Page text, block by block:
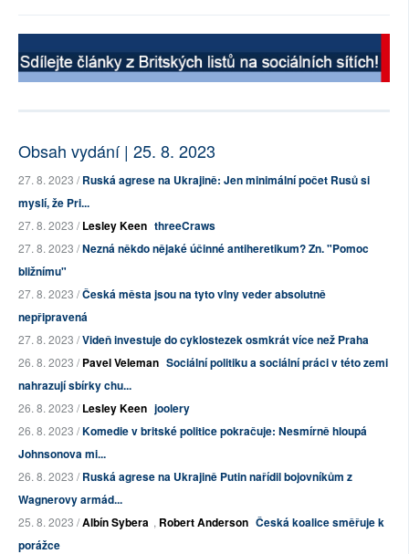
Obsah vydání | 25. 8. 2023
27. 8. 2023 /Ruská agrese na Ukrajině: Jen minimální počet Rusů si
myslí, že Pri...
27. 8. 2023 /Lesley Keen threeCraws
27. 8. 2023 /Nezná někdo nějaké účinné antiheretikum? Zn. "Pomoc
bližnímu"
27. 8. 2023 /Česká města jsou na tyto vlny veder absolutně
nepřipravená
27. 8. 2023 /Videň investuje do cyklostezek osmkrát více než Praha
26. 8. 2023 /Pavel Veleman Sociální politiku a sociální práci v této zemi
nahrazují sbírky chu...
26. 8. 2023 /Lesley Keen joolery
26. 8. 2023 /Komedie v britské politice pokračuje: Nesmírně hloupá
Johnsonova mi...
26. 8. 2023 /Ruská agrese na Ukrajině Putin nařídil bojovníkům z
Wagnerovy armád...
25. 8. 2023 /Albín Sybera , Robert Anderson Česká koalice směřuje k
porážce